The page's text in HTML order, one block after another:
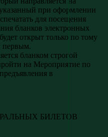
при оформлении
для посещения
бланков электронных
открыт только по тому
первым.
бланком строгой
на Мероприятие по
в
БИЛЕТОВ